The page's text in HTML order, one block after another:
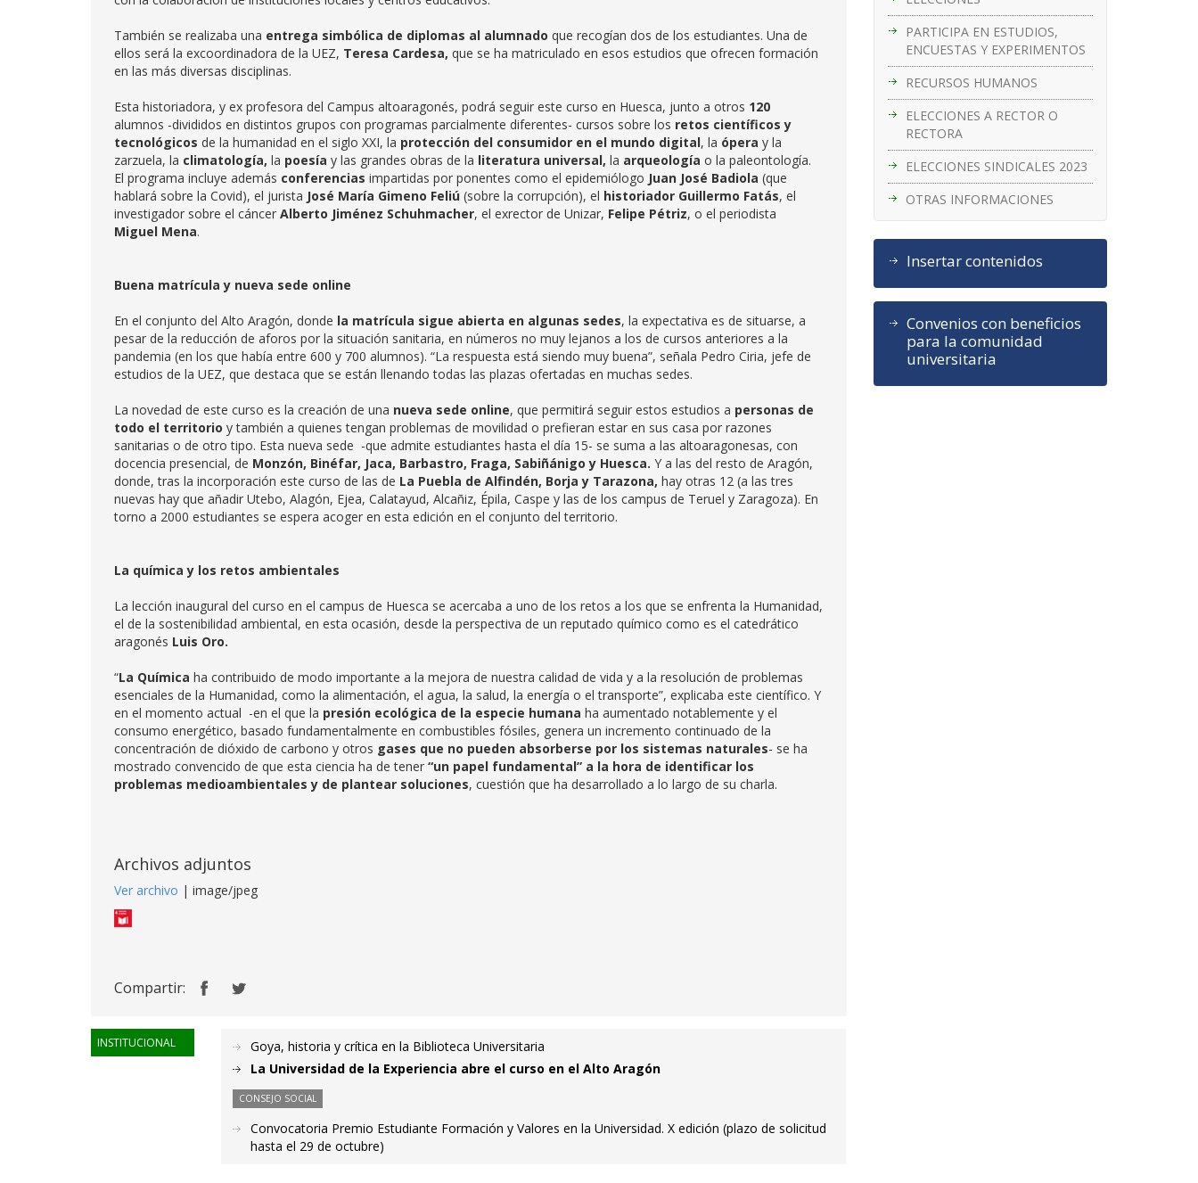
PARTICIPA EN ESTUDIOS,
ENCUESTAS Y EXPERIMENTOS
RECURSOS HUMANOS
ELECCIONES A RECTOR O
RECTORA
ELECCIONES SINDICALES 2023
OTRAS INFORMACIONES
Insertar contenidos
Convenios con beneficios
para la comunidad
universitaria
También se realizaba una entrega simbólica de diplomas al alumnado que recogían dos de los estudiantes. Una de
ellos será la excoordinadora de la UEZ, Teresa Cardesa, que se ha matriculado en esos estudios que ofrecen formación
en las más diversas disciplinas.
Esta historiadora, y ex profesora del Campus altoaragonés, podrá seguir este curso en Huesca, junto a otros 120
alumnos -divididos en distintos grupos con programas parcialmente diferentes- cursos sobre los retos científicos y
tecnológicos de la humanidad en el siglo XXI, la protección del consumidor en el mundo digital, la ópera y la
zarzuela, la climatología, la poesía y las grandes obras de la literatura universal, la arqueología o la paleontología.
El programa incluye además conferencias impartidas por ponentes como el epidemiólogo Juan José Badiola (que
hablará sobre la Covid), el jurista José María Gimeno Feliú (sobre la corrupción), el historiador Guillermo Fatás, el
investigador sobre el cáncer Alberto Jiménez Schuhmacher, el exrector de Unizar, Felipe Pétriz, o el periodista
Miguel Mena.
Buena matrícula y nueva sede online
En el conjunto del Alto Aragón, donde la matrícula sigue abierta en algunas sedes, la expectativa es de situarse, a
pesar de la reducción de aforos por la situación sanitaria, en números no muy lejanos a los de cursos anteriores a la
pandemia (en los que había entre 600 y 700 alumnos). “La respuesta está siendo muy buena”, señala Pedro Ciria, jefe de
estudios de la UEZ, que destaca que se están llenando todas las plazas ofertadas en muchas sedes.
La novedad de este curso es la creación de una nueva sede online, que permitirá seguir estos estudios a personas de
todo el territorio y también a quienes tengan problemas de movilidad o prefieran estar en sus casa por razones
sanitarias o de otro tipo. Esta nueva sede -que admite estudiantes hasta el día 15- se suma a las altoaragonesas, con
docencia presencial, de Monzón, Binéfar, Jaca, Barbastro, Fraga, Sabiñánigo y Huesca. Y a las del resto de Aragón,
donde, tras la incorporación este curso de las de La Puebla de Alfindén, Borja y Tarazona, hay otras 12 (a las tres
nuevas hay que añadir Utebo, Alagón, Ejea, Calatayud, Alcañiz, Épila, Caspe y las de los campus de Teruel y Zaragoza). En
torno a 2000 estudiantes se espera acoger en esta edición en el conjunto del territorio.
La química y los retos ambientales
La lección inaugural del curso en el campus de Huesca se acercaba a uno de los retos a los que se enfrenta la Humanidad,
el de la sostenibilidad ambiental, en esta ocasión, desde la perspectiva de un reputado químico como es el catedrático
aragonés Luis Oro.
“La Química ha contribuido de modo importante a la mejora de nuestra calidad de vida y a la resolución de problemas
esenciales de la Humanidad, como la alimentación, el agua, la salud, la energía o el transporte”, explicaba este científico. Y
en el momento actual -en el que la presión ecológica de la especie humana ha aumentado notablemente y el
consumo energético, basado fundamentalmente en combustibles fósiles, genera un incremento continuado de la
concentración de dióxido de carbono y otros gases que no pueden absorberse por los sistemas naturales- se ha
mostrado convencido de que esta ciencia ha de tener “un papel fundamental” a la hora de identificar los
problemas medioambientales y de plantear soluciones, cuestión que ha desarrollado a lo largo de su charla.
Archivos adjuntos
Ver archivo | image/jpeg
Compartir:
INSTITUCIONAL
Goya, historia y crítica en la Biblioteca Universitaria
La Universidad de la Experiencia abre el curso en el Alto Aragón
CONSEJO SOCIAL
Convocatoria Premio Estudiante Formación y Valores en la Universidad. X edición (plazo de solicitud
hasta el 29 de octubre)